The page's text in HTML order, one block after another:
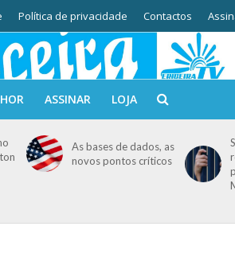
Política de privacidade Contactos
ASSINAR LOJA
As bases de dados, as
novos pontos críticos